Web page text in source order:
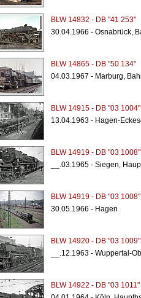
BLW 14832 - DB "41 253"
30.04.1966 - Osnabrück,
BLW 14865 - DB "50 134"
04.03.1967 - Marburg,
BLW 14915 - DB "03 1004"
13.04.1963 - Hagen-
BLW 14919 - DB "03 1008"
__.03.1965 - Siegen,
BLW 14919 - DB "03 1008"
30.05.1966 - Hagen
BLW 14920 - DB "03 1009"
__.12.1963 - Wuppertal-
BLW 14922 - DB "03 1011"